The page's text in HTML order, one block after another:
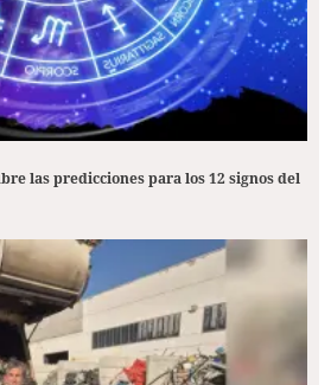
las predicciones para los 12 signos del